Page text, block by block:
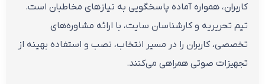
کاربران، همواره آماده پاسخگویی به نیازهای مخاطبان است.
تیم تحریریه و کارشناسان سایت، با ارائه مشاوره‌های
تخصصی، کاربران را در مسیر انتخاب، نصب و استفاده بهینه از
تجهیزات صوتی همراهی می‌کنند.